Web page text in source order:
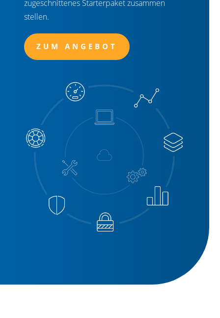
zugeschnittenes Starterpaket zusammen
stellen.
ZUM ANGEBOT